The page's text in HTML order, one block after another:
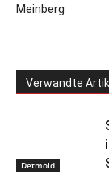
Meinberg
Verwandte
Detmold